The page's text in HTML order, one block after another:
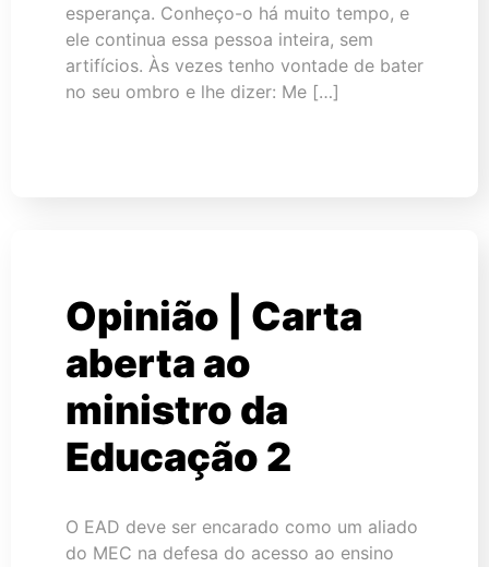
esperança. Conheço-o há muito tempo, e
ele continua essa pessoa inteira, sem
artifícios. Às vezes tenho vontade de bater
no seu ombro e lhe dizer: Me […]
Opinião | Carta
aberta ao
ministro da
Educação 2
O EAD deve ser encarado como um aliado
do MEC na defesa do acesso ao ensino